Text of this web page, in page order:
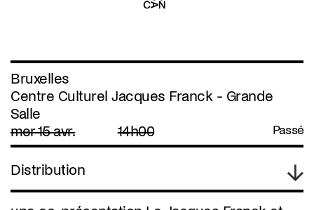
Bruxelles
Centre Culturel Jacques Franck - Grande
Salle
mer 15 avr.
14h00 Passé
Distribution